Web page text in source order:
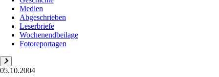
Medien
Abgeschrieben
Leserbriefe
Wochenendbeilage
Fotoreportagen
05.10.2004